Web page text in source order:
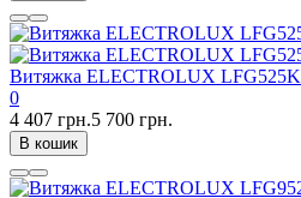
Витяжка ELECTROLUX LFG525K
0
4 407 грн.5 700 грн.
В кошик